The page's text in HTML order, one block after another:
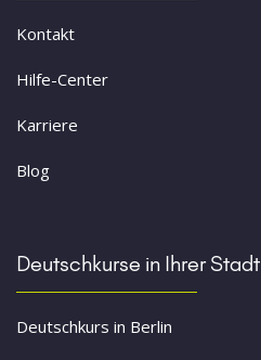
Kontakt
Hilfe-Center
Karriere
Blog
Deutschkurse in Ihrer Stadt
Deutschkurs in Berlin